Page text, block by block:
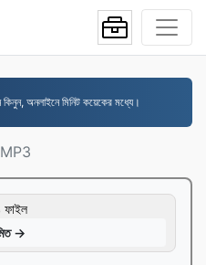
অনলাইনে মিনিট কয়েকের মধ্যে।
ফাইল
→